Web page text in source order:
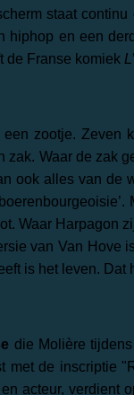
staat
hiphop en een
de Franse komiek
een zootje. Zeven
zak. Waar de zak
ook alles van de
Waar Harpagon
van Van Hove
is het leven.
die Molière
met de inscriptie
acteur, verdient